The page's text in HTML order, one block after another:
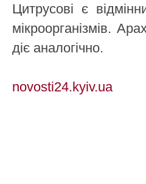
Цитрусові є
мікроорганізмів.
діє аналогічно.
novosti24.kyiv.ua